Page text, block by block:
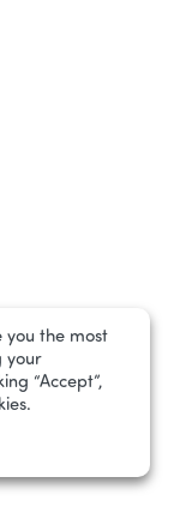
you the most
your
“Accept”,